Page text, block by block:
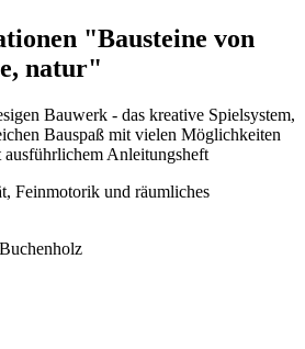
"Bausteine von
natur"
Bauwerk - das kreative Spielsystem,
Bauspaß mit vielen Möglichkeiten
Anleitungsheft
Feinmotorik und räumliches